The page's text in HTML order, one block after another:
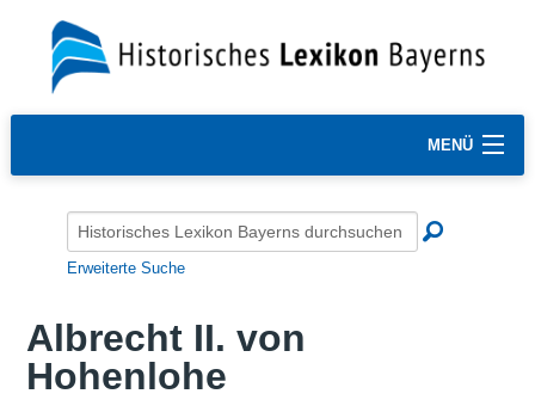
MENÜ
Erweiterte Suche
Albrecht II. von
Hohenlohe